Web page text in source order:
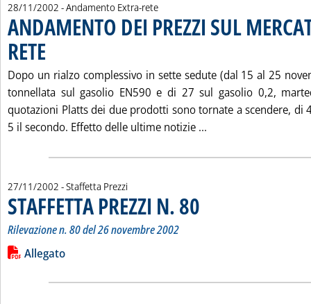
28/11/2002 - Andamento Extra-rete
ANDAMENTO DEI PREZZI SUL
RETE
Dopo un rialzo complessivo in sette sedute (dal 15 al 25
tonnellata sul gasolio EN590 e di 27 sul gasolio 0,2,
quotazioni Platts dei due prodotti sono tornate a scendere,
5 il secondo. Effetto delle ultime notizie ...
27/11/2002 - Staffetta Prezzi
STAFFETTA PREZZI N. 80
Rilevazione n. 80 del 26 novembre 2002
Leggi tutta la notizia: 'STAFFETTA PREZZI N. 80'
Lista allegati PDF alla notizia
Allegato